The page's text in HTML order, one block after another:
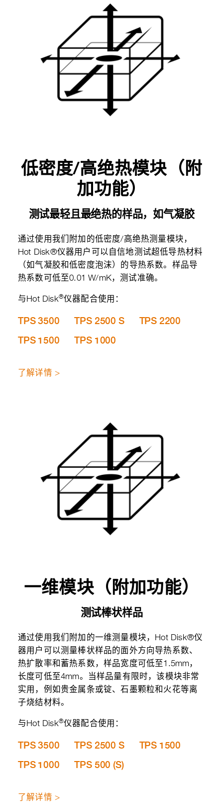
低密度/高绝热模块（附
加功能）
测试最轻且最绝热的样品，如气凝胶
通过使用我们附加的低密度/高绝热测量模块，
Hot Disk®仪器用户可以自信地测试超低导热材料
（如气凝胶和低密度泡沫）的导热系数。样品导
热系数可低至0.01 W/mK，测试准确。
与Hot Disk®仪器配合使用：
TPS 3500 TPS 2500 S
TPS 2200
TPS 1500
TPS 1000
了解详情 >
一维模块（附加功能）
测试棒状样品
通过使用我们附加的一维测量模块，Hot Disk®仪
器用户可以测量棒状样品的面外方向导热系数、
热扩散率和蓄热系数，样品宽度可低至1.5mm，
长度可低至4mm。当样品量有限时，该模块非常
实用，例如贵金属条或锭、石墨颗粒和火花等离
子烧结材料。
与Hot Disk®仪器配合使用：
TPS 3500 TPS 2500 S
TPS 1500
TPS 1000
TPS 500 (S)
了解详情 >